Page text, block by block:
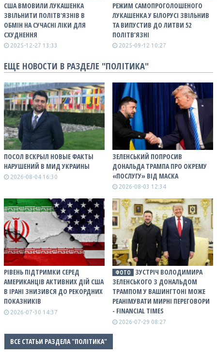
США ВМОВИЛИ ЛУКАШЕНКА
ЗВІЛЬНИТИ ПОЛІТВ'ЯЗНІВ В
ОБМІН НА СУЧАСНІ ЛІКИ ДЛЯ
СХУДНЕННЯ
2025-12-27 13:33
РЕЖИМ САМОПРОГОЛОШЕНОГО
ЛУКАШЕНКА У БІЛОРУСІ ЗВІЛЬНИВ
ТА ВИПУСТИВ ДО ЛИТВИ 52
ПОЛІТВ’ЯЗНІ
2025-09-12 10:27
ЕЩЕ НОВОСТИ В РАЗДЕЛЕ "ПОЛІТИКА"
ПОСОЛ ВСКРЫЛ НОВЫЕ ФАКТЫ
НАРУШЕНИЙ В МИД УКРАИНЫ
2026-08-04 16:30
ЗЕЛЕНСЬКИЙ ПОПРОСИВ
ДОНАЛЬДА ТРАМПА ПРО ОКРЕМУ
«ПОСЛУГУ» ВІД МАСКА
2026-08-03 12:34
РІВЕНЬ ПІДТРИМКИ СЕРЕД
АМЕРИКАНЦІВ АКТИВНИХ ДІЙ США
В ІРАНІ ЗНИЗИВСЯ ДО РЕКОРДНИХ
ПОКАЗНИКІВ
2026-07-30 14:37
ФОТО
ЗУСТРІЧ ВОЛОДИМИРА
ЗЕЛЕНСЬКОГО З ДОНАЛЬДОМ
ТРАМПОМ У ВАШИНГТОНІ МОЖЕ
РЕАНІМУВАТИ МИРНІ ПЕРЕГОВОРИ
- FINANCIAL TIMES
2026-07-29 08:27
ВСЕ СТАТЬИ РАЗДЕЛА "ПОЛІТИКА"